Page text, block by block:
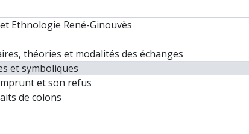
Ethnologie René-Ginouvès
théories et modalités des échanges
et symboliques
et son refus
de colons